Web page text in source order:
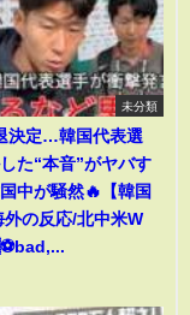
未分類
決定…韓国代表選
た“本音”がヤバす
中が騒然🔥【韓国
外の反応/北中米W